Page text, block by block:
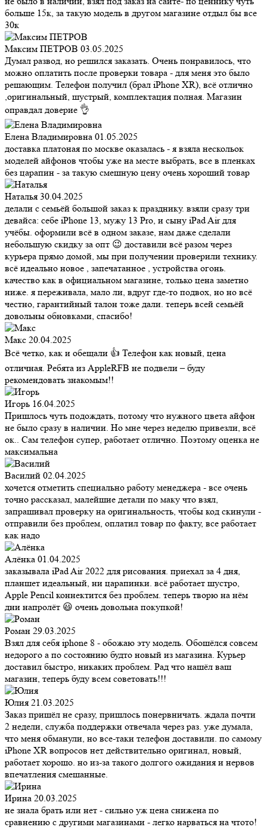
больше 15к, за такую модель в другом магазине отдыл бы все
30к
Максим ПЕТРОВ 03.05.2025
Думал развод, но решился заказать. Очень понравилось, что
можно оплатить после проверки товара - для меня это было
решающим. Телефон получил (брал iPhone XR), всё отлично
,оригинальный, шустрый, комплектация полная. Магазин
оправдал доверие 👌
Елена Владимировна 01.05.2025
доставка платоная по москве оказалась - я взяла нескольок
моделей айфонов чтобы уже на месте выбрать, все в пленках
без царапин - за такую смешную цену очень хороший товар
Наталья 30.04.2025
делали с семьёй большой заказ к празднику. взяли сразу три
девайса: себе iPhone 13, мужу 13 Pro, и сыну iPad Air для
учёбы. оформили всё в одном заказе, нам даже сделали
небольшую скидку за опт 😉 доставили всё разом через
курьера прямо домой, мы при получении проверили технику.
всё идеально новое , запечатанное , устройства огонь.
качество как в официальном магазине, только цена заметно
ниже. я переживала, мало ли, вдруг где-то подвох, но но всё
честно, гарантийный талон тоже дали. теперь всей семьёй
довольны обновками, спасибо!
Макс 20.04.2025
Всё четко, как и обещали 👍 Телефон как новый, цена
отличная. Ребята из AppleRFB не подвели – буду
рекомендовать знакомым!!
Игорь 16.04.2025
Пришлось чуть подождать, потому что нужного цвета айфон
не было сразу в наличии. Но мне через неделю привезли, всё
ок.. Сам телефон супер, работает отлично. Поэтому оценка не
максимальна
Василий 02.04.2025
хочется отметить специально работу менеджера - все очень
точно рассказал, малейшие детали по маку что взял,
запрашивал проверку на оригинальность, чтобы код скинули -
отправили без проблем, оплатил товар по факту, все работает
как надо
Алёнка 01.04.2025
заказывала iPad Air 2022 для рисования. приехал за 4 дня,
планшет идеальный, ни царапинки. всё работает шустро,
Apple Pencil коннектится без проблем. теперь творю на нём
дни напролёт 😃 очень довольна покупкой!
Роман 29.03.2025
Взял для себя iphone 8 - обожаю эту модель. Обошёлся совсем
недорого а по состоянию будто новый из магазина. Курьер
доставил быстро, никаких проблем. Рад что нашёл ваш
магазин, теперь буду всем советовать!!!
Юлия 21.03.2025
Заказ пришёл не сразу, пришлось понервничать. ждала почти
2 недели, служба поддержки отвечала через раз. уже думала,
что меня обманули, но все-таки телефон доставили. по самому
iPhone XR вопросов нет действительно оригинал, новый,
работает хорошо. но из-за такого долгого ожидания и нервов
впечатления смешанные.
Ирина 20.03.2025
не знала брать или нет - сильно уж цена снижена по
сравнению с другими магазинами - легко нарваться на чтото!